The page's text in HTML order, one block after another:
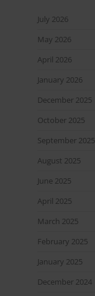
July 2026
May 2026
April 2026
January 2026
December 2025
October 2025
September 2025
August 2025
June 2025
April 2025
March 2025
February 2025
January 2025
December 2024